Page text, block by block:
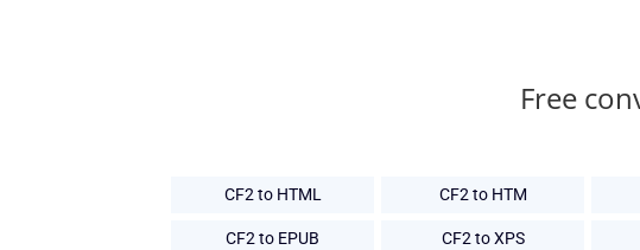
Free
CF2 to HTML CF2 to HTM
CF2 to EPUB CF2 to XPS